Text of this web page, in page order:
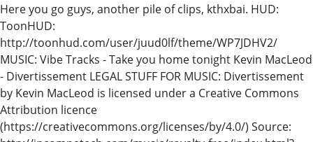
Here you go guys, another pile of clips, kthxbai. HUD:
ToonHUD:
http://toonhud.com/user/juud0lf/theme/WP7JDHV2/
MUSIC: Vibe Tracks - Take you home tonight Kevin MacLeod
- Divertissement LEGAL STUFF FOR MUSIC: Divertissement
by Kevin MacLeod is licensed under a Creative Commons
Attribution licence
(https://creativecommons.org/licenses/by/4.0/) Source: